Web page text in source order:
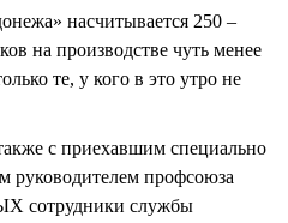
насчитывается 250 –
на производстве чуть менее
те, у кого в это утро не
с приехавшим специально
руководителем профсоюза
сотрудники службы